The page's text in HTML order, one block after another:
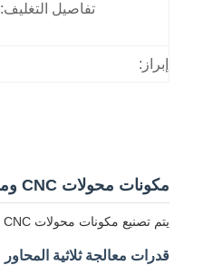
تفاصيل التغليف:
إبراز:
مكونات محولات CNC وملحقات آلة CNC من التيتانيوم
يتم تصنيع مكونات محولات CNC الدقيقة الخاصة بنا وملحقات آلة CNC من التيتانيوم باستخدام تكنولوجيا معالجة متقدمة ذات 3 محاور لجودة وأداء متفوق.
قدرات معالجة ثلاثية المحاور